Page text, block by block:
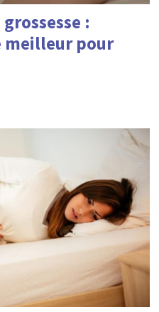
:
meilleur pour